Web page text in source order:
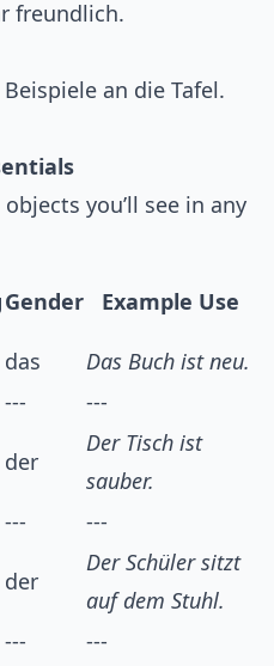
freundlich.
an die Tafel.
you’ll see in any
Gender Example Use
das
Das Buch ist neu.
--- ---
der
Der Tisch ist
sauber.
--- ---
der
Der Schüler sitzt
auf dem Stuhl.
--- ---